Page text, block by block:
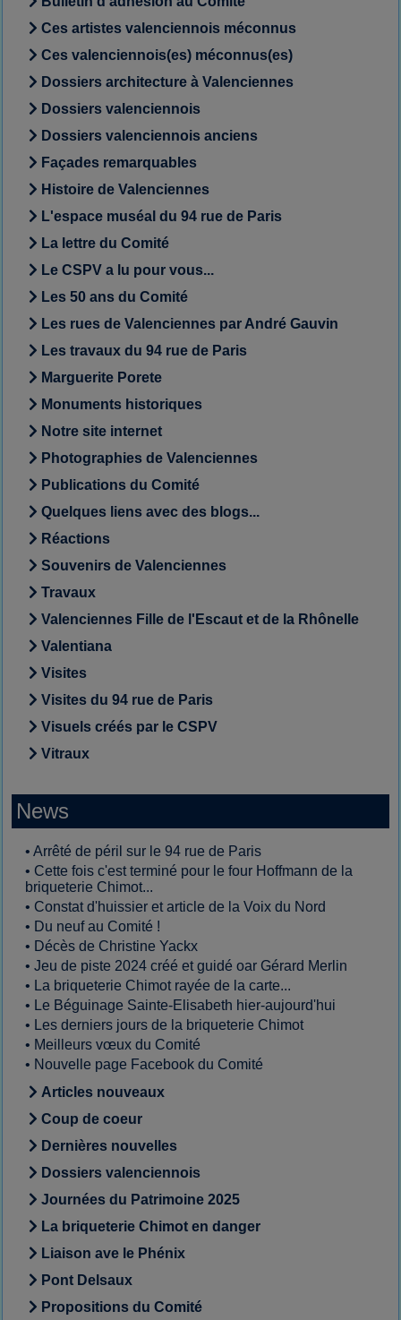
Ces artistes valenciennois méconnus
Ces valenciennois(es) méconnus(es)
Dossiers architecture à Valenciennes
Dossiers valenciennois
Dossiers valenciennois anciens
Façades remarquables
Histoire de Valenciennes
L'espace muséal du 94 rue de Paris
La lettre du Comité
Le CSPV a lu pour vous...
Les 50 ans du Comité
Les rues de Valenciennes par André Gauvin
Les travaux du 94 rue de Paris
Marguerite Porete
Monuments historiques
Notre site internet
Photographies de Valenciennes
Publications du Comité
Quelques liens avec des blogs...
Réactions
Souvenirs de Valenciennes
Travaux
Valenciennes Fille de l'Escaut et de la Rhônelle
Valentiana
Visites
Visites du 94 rue de Paris
Visuels créés par le CSPV
Vitraux
News
• Arrêté de péril sur le 94 rue de Paris
• Cette fois c'est terminé pour le four Hoffmann de la
briqueterie Chimot...
• Constat d'huissier et article de la Voix du Nord
• Du neuf au Comité !
• Décès de Christine Yackx
• Jeu de piste 2024 créé et guidé oar Gérard Merlin
• La briqueterie Chimot rayée de la carte...
• Le Béguinage Sainte-Elisabeth hier-aujourd'hui
• Les derniers jours de la briqueterie Chimot
• Meilleurs vœux du Comité
• Nouvelle page Facebook du Comité
Articles nouveaux
Coup de coeur
Dernières nouvelles
Dossiers valenciennois
Journées du Patrimoine 2025
La briqueterie Chimot en danger
Liaison ave le Phénix
Pont Delsaux
Propositions du Comité